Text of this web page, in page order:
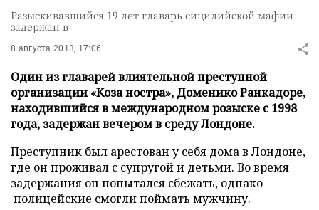
Разыскивавшийся 19 лет главарь сицилийской мафии
задержан в
8 августа 2013, 17:06
Один из главарей влиятельной преступной
организации «Коза ностра», Доменико Ранкадоре,
находившийся в международном розыске с 1998
года, задержан вечером в среду Лондоне.
Преступник был арестован у себя дома в Лондоне,
где он проживал с супругой и детьми. Во время
задержания он попытался сбежать, однако
полицейские смогли поймать мужчину.